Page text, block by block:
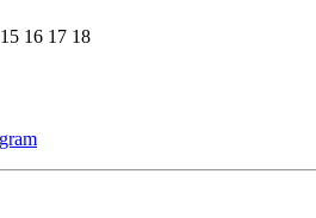
15 16 17 18